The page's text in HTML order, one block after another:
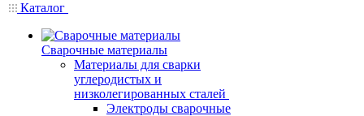
Каталог
Сварочные материалы
Материалы для сварки
углеродистых и
низколегированных сталей
Электроды сварочные